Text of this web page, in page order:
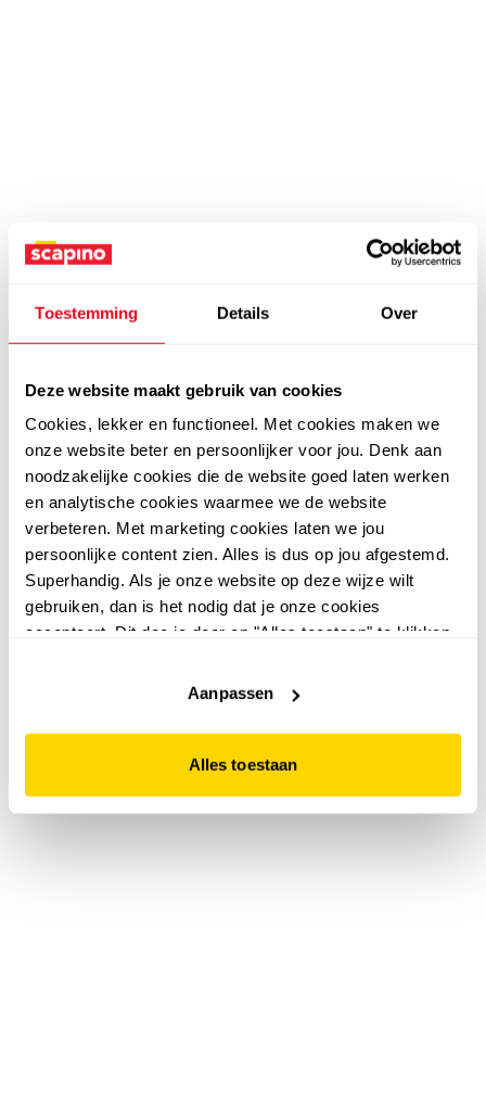
Toestemming Details Over
Deze website maakt gebruik van cookies
Cookies, lekker en functioneel. Met cookies maken we
onze website beter en persoonlijker voor jou. Denk aan
noodzakelijke cookies die de website goed laten werken
en analytische cookies waarmee we de website
verbeteren. Met marketing cookies laten we jou
persoonlijke content zien. Alles is dus op jou afgestemd.
Superhandig. Als je onze website op deze wijze wilt
gebruiken, dan is het nodig dat je onze cookies
accepteert. Dit doe je door op "Alles toestaan" te klikken.
website niet optimaal functioneert.
Aanpassen
Alles toestaan